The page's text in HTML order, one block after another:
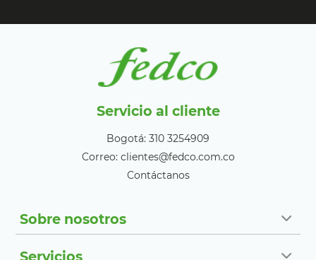
Servicio al cliente
Bogotá: 310 3254909
Correo: clientes@fedco.com.co
Contáctanos
Sobre nosotros